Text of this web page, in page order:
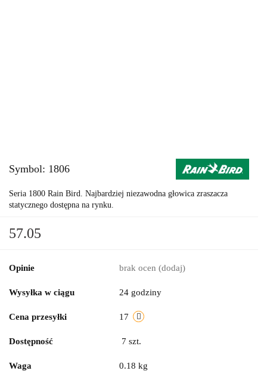
Symbol: 1806
Seria 1800 Rain Bird. Najbardziej niezawodna głowica zraszacza
statycznego dostępna na rynku.
57.05
Opinie brak ocen (dodaj)
Wysyłka w ciągu 24 godziny
Cena przesyłki 17
Dostępność 7 szt.
Waga 0.18 kg